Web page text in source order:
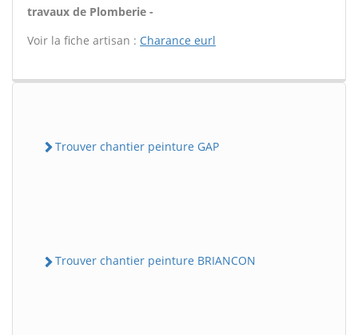
travaux de Plomberie -
Voir la fiche artisan : Charance eurl
Trouver chantier peinture GAP
Trouver chantier peinture BRIANCON